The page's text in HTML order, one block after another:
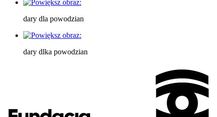
dary dla powodzian
dary dlka powodzian